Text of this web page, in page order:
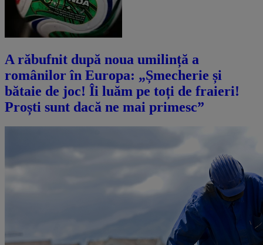
A răbufnit după noua umilință a
românilor în Europa: „Șmecherie și
bătaie de joc! Îi luăm pe toți de fraieri!
Proști sunt dacă ne mai primesc”